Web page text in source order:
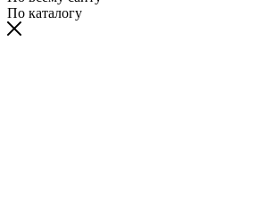
По каталогу